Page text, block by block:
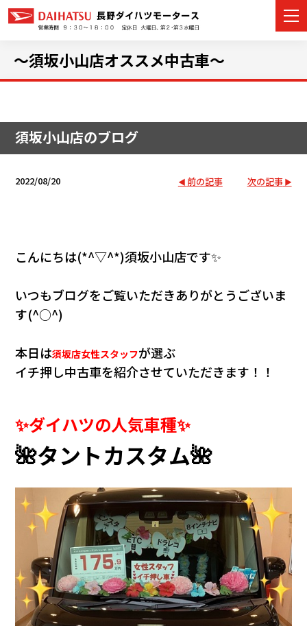
店舗情報
～須坂小山店オススメ中古車～
須坂小山店のブログ
2022/08/20 前の記事 次の記事
こんにちは(*^▽^*)須坂小山店です✨
いつもブログをご覧いただきありがとうございま
す(^○^)
本日は須坂店女性スタッフが選ぶ
イチ押し中古車を紹介させていただきます！！
✨ダイハツの人気車種✨
🌺タントカスタム🌺